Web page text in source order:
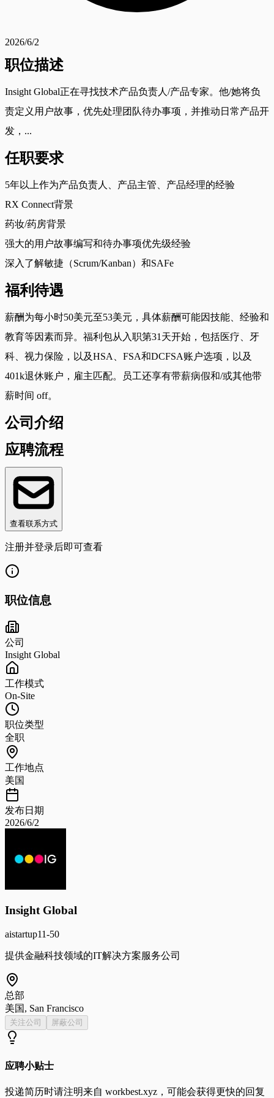
2026/6/2
职位描述
Insight Global正在寻找技术产品负责人/产品专家。他/她将负
责定义用户故事，优先处理团队待办事项，并推动日常产品开
发，...
任职要求
5年以上作为产品负责人、产品主管、产品经理的经验
RX Connect背景
药妆/药房背景
强大的用户故事编写和待办事项优先级经验
深入了解敏捷（Scrum/Kanban）和SAFe
福利待遇
薪酬为每小时50美元至53美元，具体薪酬可能因技能、经验和
教育等因素而异。福利包从入职第31天开始，包括医疗、牙
科、视力保险，以及HSA、FSA和DCFSA账户选项，以及
401k退休账户，雇主匹配。员工还享有带薪病假和/或其他带
薪时间 off。
公司介绍
应聘流程
查看联系方式
注册并登录后即可查看
职位信息
公司
Insight Global
工作模式
On-Site
职位类型
全职
工作地点
美国
发布日期
2026/6/2
Insight Global
aistartup11-50
提供金融科技领域的IT解决方案服务公司
总部
美国, San Francisco
关注公司 屏蔽公司
应聘小贴士
投递简历时请注明来自 workbest.xyz ，可能会获得更快的回复